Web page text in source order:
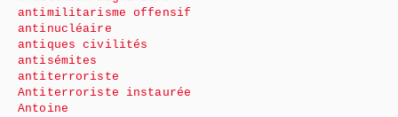
antimilitarisme offensif
antinucléaire
antiques civilités
antisémites
antiterroriste
Antiterroriste instaurée
Antoine